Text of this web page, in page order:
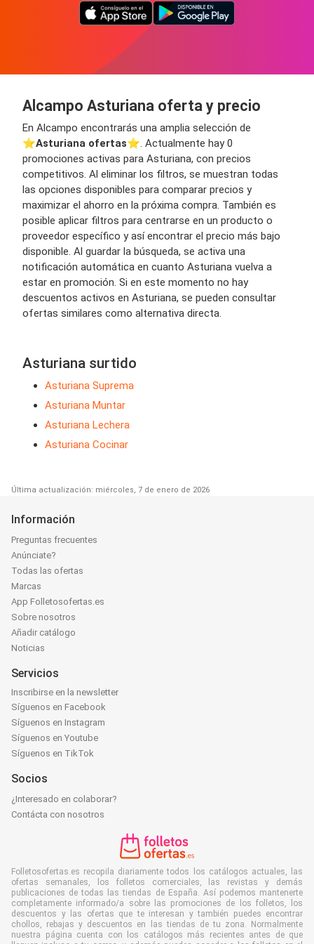
Alcampo Asturiana oferta y precio
En Alcampo encontrarás una amplia selección de
⭐️Asturiana ofertas⭐️. Actualmente hay 0
promociones activas para Asturiana, con precios
competitivos. Al eliminar los filtros, se muestran todas
las opciones disponibles para comparar precios y
maximizar el ahorro en la próxima compra. También es
posible aplicar filtros para centrarse en un producto o
proveedor específico y así encontrar el precio más bajo
disponible. Al guardar la búsqueda, se activa una
notificación automática en cuanto Asturiana vuelva a
estar en promoción. Si en este momento no hay
descuentos activos en Asturiana, se pueden consultar
ofertas similares como alternativa directa.
Asturiana surtido
Asturiana Suprema
Asturiana Muntar
Asturiana Lechera
Asturiana Cocinar
Última actualización: miércoles, 7 de enero de 2026
Información
Preguntas frecuentes
Anúnciate?
Todas las ofertas
Marcas
App Folletosofertas.es
Sobre nosotros
Añadir catálogo
Noticias
Servicios
Inscribirse en la newsletter
Síguenos en Facebook
Síguenos en Instagram
Síguenos en Youtube
Síguenos en TikTok
Socios
¿Interesado en colaborar?
Contácta con nosotros
Folletosofertas.es recopila diariamente todos los catálogos actuales, las
ofertas semanales, los folletos comerciales, las revistas y demás
publicaciones de todas las tiendas de España. Así podemos mantenerte
completamente informado/a sobre las promociones de los folletos, los
descuentos y las ofertas que te interesan y también puedes encontrar
chollos, rebajas y descuentos en las tiendas de tu zona. Normalmente
nuestra página cuenta con los catálogos más recientes antes de que